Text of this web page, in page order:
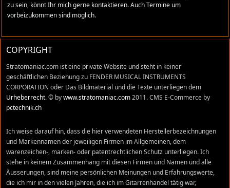
COPYRIGHT
Stratomaniac.com ist eine private Website und steht in keiner
geschäftlichen Beziehung zu FENDER MUSICAL INSTRUMENTS
CORPORATION oder Das Bildmaterial und die Texte unterliegen dem
Urheberrecht. © bywww.stratomaniac.com2011. CMS E-Commerce by
pctechnik.ch
Ich weise darauf hin, dass die hier verwendeten Herstellerbezeichnungen
und Markennamen der jeweiligen Firmen im Allgemeinen, dem
warenzeichen-, marken- oder patentrechtlichen Schutz unterliegen. Ich
stehe in keinem Zusammenhang mit diesen Firmen und Namen und alle
Äusserungen, sind meine persönlichen Meinungen und Erfahrungswerte,
die ich mir in den vielen Jahren, die ich im Gitarrenhandel tätig war,
zu sein, könnt Ihr mich gerne kontaktieren. Auch Termine um
vorbeizukommen sind möglich.